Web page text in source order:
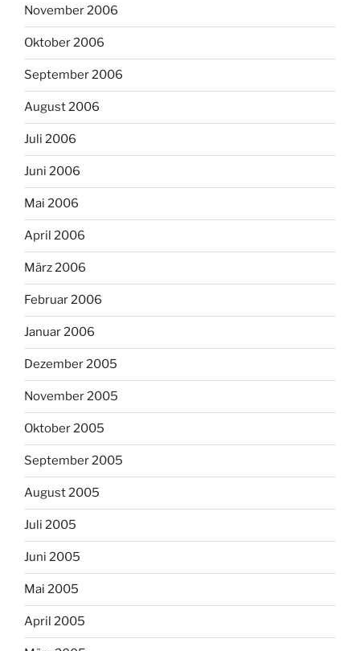
November 2006
Oktober 2006
September 2006
August 2006
Juli 2006
Juni 2006
Mai 2006
April 2006
März 2006
Februar 2006
Januar 2006
Dezember 2005
November 2005
Oktober 2005
September 2005
August 2005
Juli 2005
Juni 2005
Mai 2005
April 2005